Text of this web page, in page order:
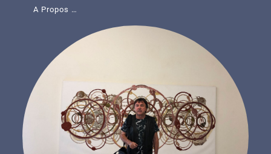
A Propos …